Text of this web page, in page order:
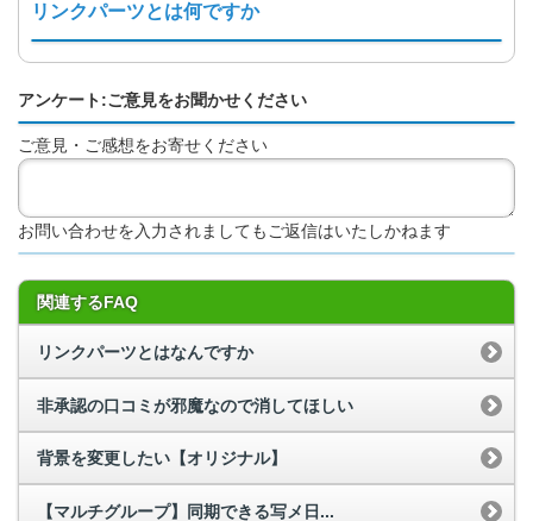
リンクパーツとは何ですか
アンケート:ご意見をお聞かせください
ご意見・ご感想をお寄せください
お問い合わせを入力されましてもご返信はいたしかねます
関連するFAQ
リンクパーツとはなんですか
非承認の口コミが邪魔なので消してほしい
背景を変更したい【オリジナル】
【マルチグループ】同期できる写メ日...